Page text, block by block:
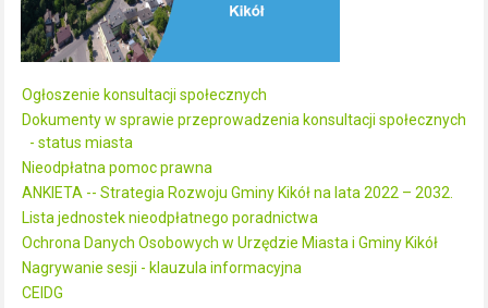
Ogłoszenie konsultacji społecznych
Dokumenty w sprawie przeprowadzenia konsultacji społecznych
- status miasta
Nieodpłatna pomoc prawna
ANKIETA -- Strategia Rozwoju Gminy Kikół na lata 2022 – 2032.
Lista jednostek nieodpłatnego poradnictwa
Ochrona Danych Osobowych w Urzędzie Miasta i Gminy Kikół
Nagrywanie sesji - klauzula informacyjna
CEIDG